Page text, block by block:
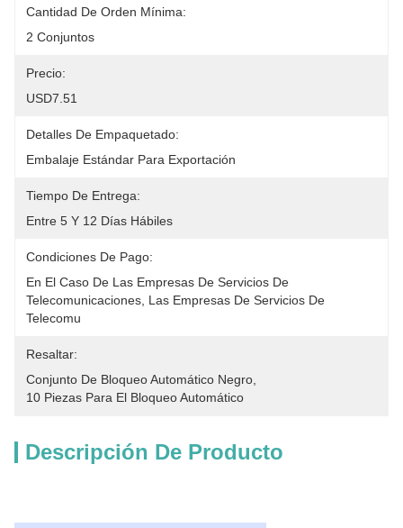
Cantidad De Orden Mínima:
2 Conjuntos
Precio:
USD7.51
Detalles De Empaquetado:
Embalaje Estándar Para Exportación
Tiempo De Entrega:
Entre 5 Y 12 Días Hábiles
Condiciones De Pago:
En El Caso De Las Empresas De Servicios De
Telecomunicaciones, Las Empresas De Servicios De
Telecomu
Resaltar:
Conjunto De Bloqueo Automático Negro
10 Piezas Para El Bloqueo Automático
Descripción De Producto